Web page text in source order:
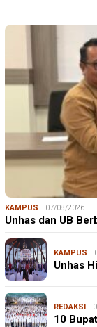
KAMPUS 07/08/2026
Unhas dan UB
KAMPUS
Unhas
REDAKSI
10